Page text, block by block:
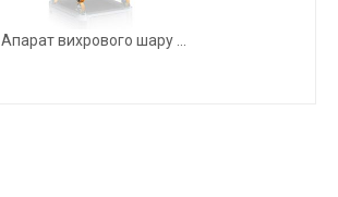
Апарат вихрового шару ...